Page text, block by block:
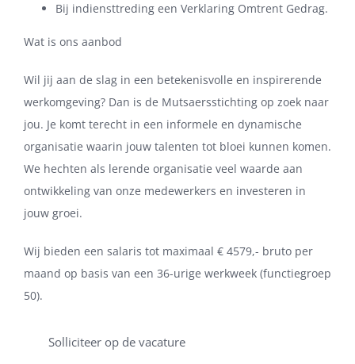
Bij indiensttreding een Verklaring Omtrent Gedrag.
Wat is ons aanbod
Wil jij aan de slag in een betekenisvolle en inspirerende
werkomgeving? Dan is de Mutsaersstichting op zoek naar
jou. Je komt terecht in een informele en dynamische
organisatie waarin jouw talenten tot bloei kunnen komen.
We hechten als lerende organisatie veel waarde aan
ontwikkeling van onze medewerkers en investeren in
jouw groei.
Wij bieden een salaris tot maximaal € 4579,- bruto per
maand op basis van een 36-urige werkweek (functiegroep
50).
Solliciteer op de vacature